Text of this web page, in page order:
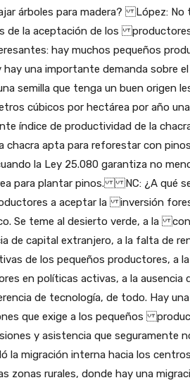
árboles para madera? López: No
de la aceptación de los
hay muchos pequeños
una importante demanda sobre
semilla que tenga un buen origen
cúbicos por hectárea por año
índice de productividad de la
chacra apta para reforestar con
la Ley 25.080 garantiza no
para plantar pinos. NC: ¿A qué
a aceptar la inversión
Se teme al desierto verde, a la
de capital extranjero, a la falta de
de los pequeños productores, a
en políticas activas, a la ausencia
de tecnología, de todo. Hay
que exige a los pequeños
y asistencia que seguramente
la migración interna hacia los
zonas rurales, donde hay una